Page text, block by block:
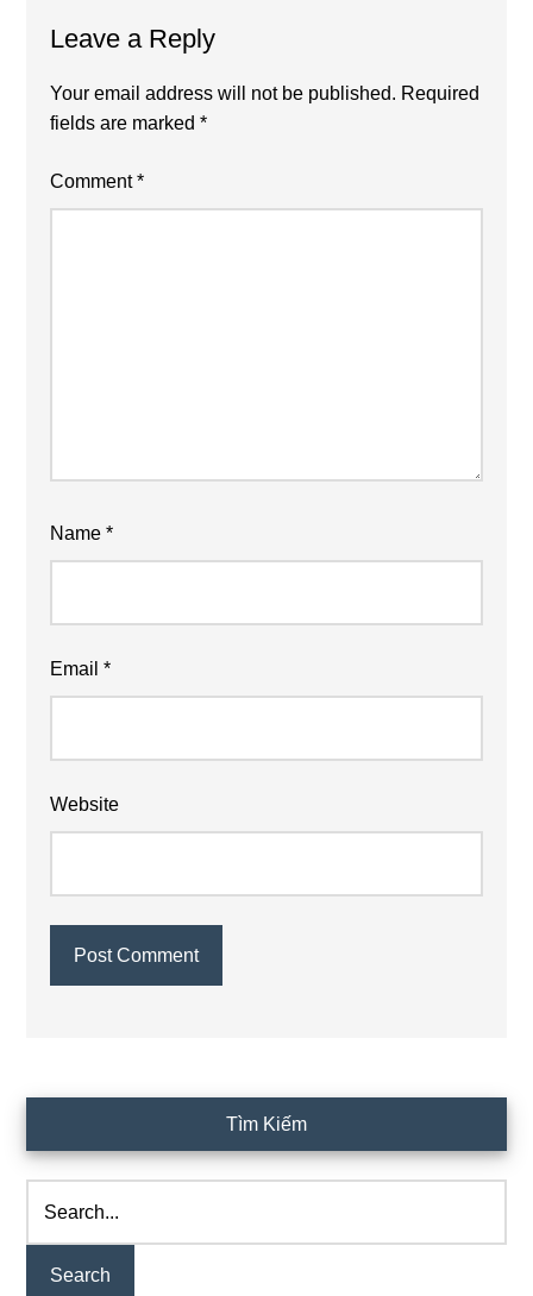
Interactions
Leave a Reply
Your email address will not be published. Required
fields are marked*
Comment*
Name*
Email*
Website
Sidebar
Tìm Kiếm